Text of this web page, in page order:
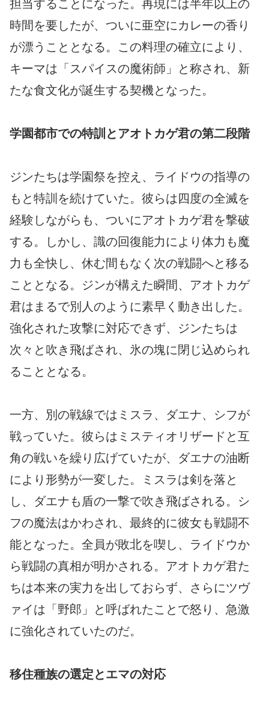
担当することになった。再現には半年以上の
時間を要したが、ついに亜空にカレーの香り
が漂うこととなる。この料理の確立により、
キーマは「スパイスの魔術師」と称され、新
たな食文化が誕生する契機となった。
学園都市での特訓とアオトカゲ君の第二段階
ジンたちは学園祭を控え、ライドウの指導の
もと特訓を続けていた。彼らは四度の全滅を
経験しながらも、ついにアオトカゲ君を撃破
する。しかし、識の回復能力により体力も魔
力も全快し、休む間もなく次の戦闘へと移る
こととなる。ジンが構えた瞬間、アオトカゲ
君はまるで別人のように素早く動き出した。
強化された攻撃に対応できず、ジンたちは
次々と吹き飛ばされ、氷の塊に閉じ込められ
ることとなる。
一方、別の戦線ではミスラ、ダエナ、シフが
戦っていた。彼らはミスティオリザードと互
角の戦いを繰り広げていたが、ダエナの油断
により形勢が一変した。ミスラは剣を落と
し、ダエナも盾の一撃で吹き飛ばされる。シ
フの魔法はかわされ、最終的に彼女も戦闘不
能となった。全員が敗北を喫し、ライドウか
ら戦闘の真相が明かされる。アオトカゲ君た
ちは本来の実力を出しておらず、さらにツヴ
ァイは「野郎」と呼ばれたことで怒り、急激
に強化されていたのだ。
移住種族の選定とエマの対応